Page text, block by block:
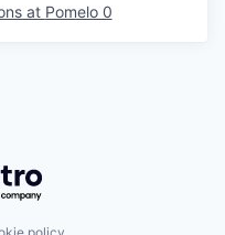
at Pomelo 0
Getro.com